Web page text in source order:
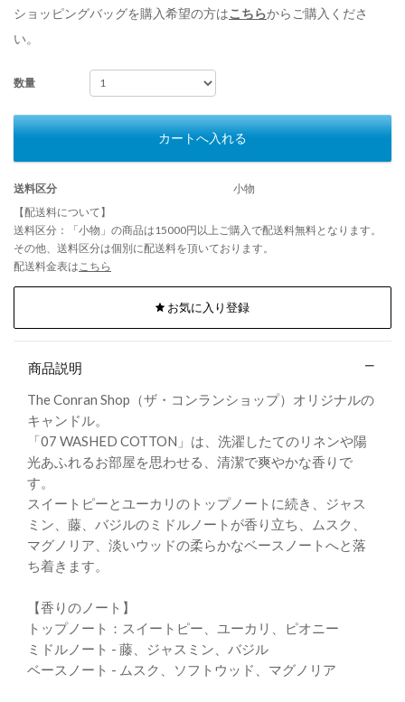
ショッピングバッグを購入希望の方はこちらからご購入くださ
い。
数量
カートへ入れる
送料区分
小物
【配送料について】
送料区分：「小物」の商品は15000円以上ご購入で配送料無料となります。
その他、送料区分は個別に配送料を頂いております。
配送料金表は こちら
お気に入り登録
商品説明
The Conran Shop（ザ・コンランショップ）オリジナルの
キャンドル。
「07 WASHED COTTON」は、洗濯したてのリネンや陽
光あふれるお部屋を思わせる、清潔で爽やかな香りで
す。
スイートピーとユーカリのトップノートに続き、ジャス
ミン、藤、バジルのミドルノートが香り立ち、ムスク、
マグノリア、淡いウッドの柔らかなベースノートへと落
ち着きます。
【香りのノート】
トップノート：スイートピー、ユーカリ、ピオニー
ミドルノート - 藤、ジャスミン、バジル
ベースノート - ムスク、ソフトウッド、マグノリア